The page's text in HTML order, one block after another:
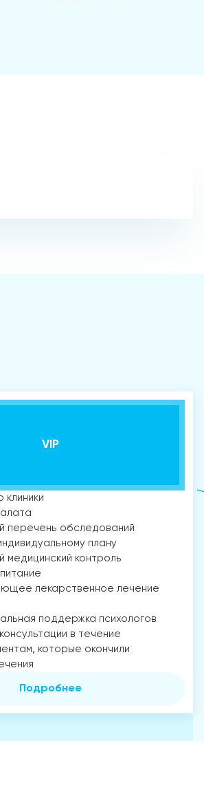
VIP
клиники
перечень обследований
плану
медицинский контроль
лекарственное лечение
поддержка психологов
в течение
которые окончили
Подробнее